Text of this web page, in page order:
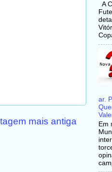
mais antiga
A
ar.
Em